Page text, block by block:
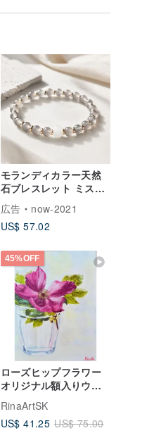
モランディカラー天然
石ブレスレット ミステ
ィグレーアゲート 天山
翠玉 ミニマルな上質感
ヒーリング系アクセサ
広告
now-2021
US$ 57.02
45%OFF
ローズヒップフラワー
オリジナル額入りウォ
RinaArtSK 作
RinaArtSK
US$ 41.25 US$ 75.00